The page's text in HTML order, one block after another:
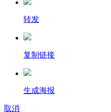
转发
复制链接
生成海报
取消